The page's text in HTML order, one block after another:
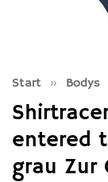
Start » Bodys
entered
grau Zur